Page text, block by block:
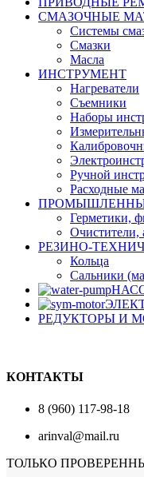
СМАЗОЧНЫЕ
Системы
Смазки
Масла
ИНСТРУМЕНТ
Нагреватели
Съемники
Наборы
Ручной
Расходные
Герметики,
Очистители,
РЕЗИНО-
Кольца
Сальники
РЕДУКТОРЫ И
КОНТАКТЫ
8 (960) 117-98-18
arinval@mail.ru
ТОЛЬКО